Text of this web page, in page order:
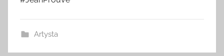
Artysta